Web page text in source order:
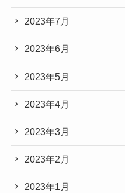
2023年7月
2023年6月
2023年5月
2023年4月
2023年3月
2023年2月
2023年1月